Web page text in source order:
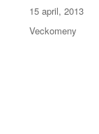
Publicerat
den
15 april, 2013
Kategorier
Veckomeny